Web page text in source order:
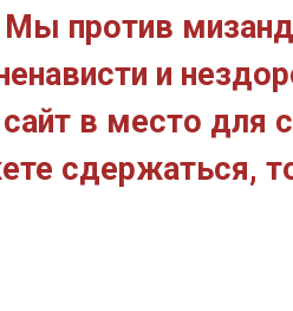
против
и
в место для
сдержаться,